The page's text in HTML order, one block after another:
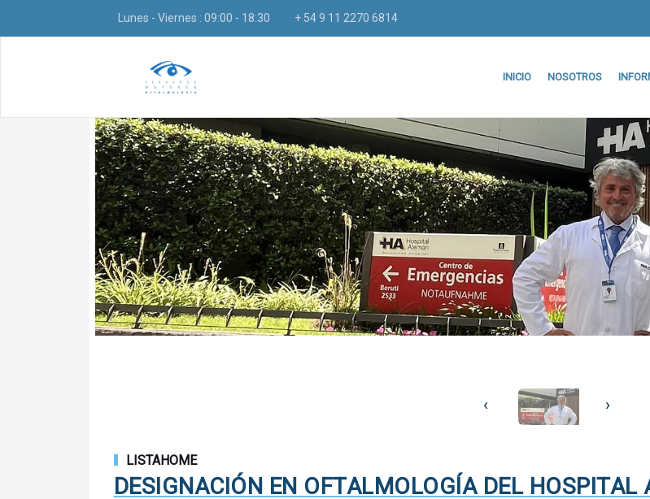
Lunes - Viernes : 09:00 - 18:30 + 54 9 11 2270 6814
INICIO NOSOTROS
‹ ›
LISTAHOME
DESIGNACIÓN EN OFTALMOLOGÍA DEL